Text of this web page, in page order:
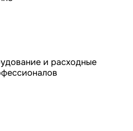
и расходные